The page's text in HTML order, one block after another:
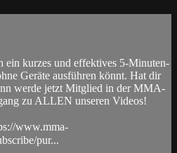
ein kurzes und effektives 5-Minuten-
Geräte ausführen könnt. Hat dir
werde jetzt Mitglied in der MMA-
zu ALLEN unseren Videos!
www.mma-
pur...